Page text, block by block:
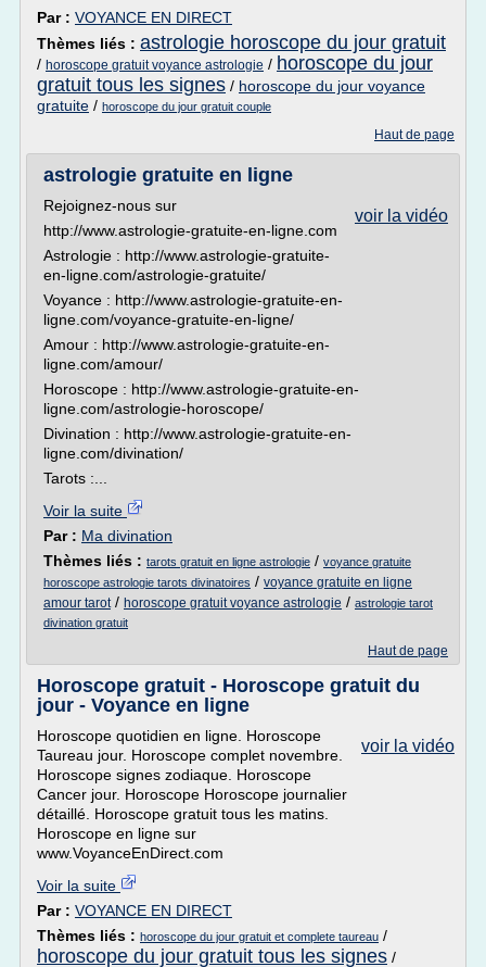
Par : VOYANCE EN DIRECT
Thèmes liés : astrologie horoscope du jour gratuit
/ horoscope gratuit voyance astrologie / horoscope du jour
gratuit tous les signes / horoscope du jour voyance
gratuite / horoscope du jour gratuit couple
Haut de page
astrologie gratuite en ligne
voir la vidéo
Rejoignez-nous sur
http://www.astrologie-gratuite-en-ligne.com
Astrologie : http://www.astrologie-gratuite-
en-ligne.com/astrologie-gratuite/
Voyance : http://www.astrologie-gratuite-en-
ligne.com/voyance-gratuite-en-ligne/
Amour : http://www.astrologie-gratuite-en-
ligne.com/amour/
Horoscope : http://www.astrologie-gratuite-en-
ligne.com/astrologie-horoscope/
Divination : http://www.astrologie-gratuite-en-
ligne.com/divination/
Tarots :...
Voir la suite
Par : Ma divination
Thèmes liés : tarots gratuit en ligne astrologie / voyance gratuite
horoscope astrologie tarots divinatoires / voyance gratuite en ligne
amour tarot/ horoscope gratuit voyance astrologie / astrologie tarot
divination gratuit
Haut de page
Horoscope gratuit - Horoscope gratuit du
jour - Voyance en ligne
voir la vidéo
Horoscope quotidien en ligne. Horoscope
Taureau jour. Horoscope complet novembre.
Horoscope signes zodiaque. Horoscope
Cancer jour. Horoscope Horoscope journalier
détaillé. Horoscope gratuit tous les matins.
Horoscope en ligne sur
www.VoyanceEnDirect.com
Voir la suite
Par : VOYANCE EN DIRECT
Thèmes liés : horoscope du jour gratuit et complete taureau /
horoscope du jour gratuit tous les signes /